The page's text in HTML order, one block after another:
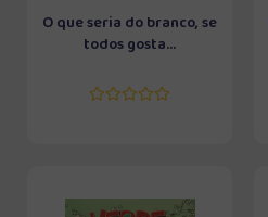
O que seria do branco, se
todos gosta...